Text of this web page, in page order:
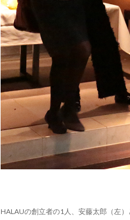
HALAUの創立者の1人、安藤太郎（左